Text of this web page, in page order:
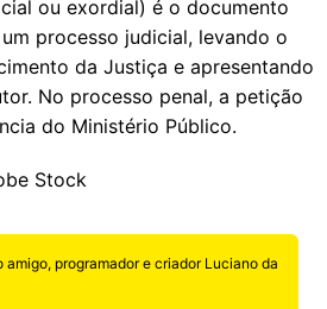
ou exordial) é o documento
processo judicial, levando o
da Justiça e apresentando
No processo penal, a petição
do Ministério Público.
Stock
amigo, programador e criador Luciano da